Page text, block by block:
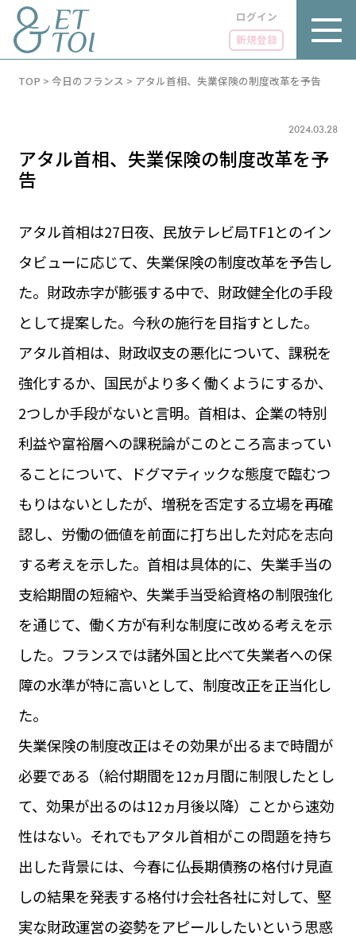
ログイン
新規登録
リュクス
GOURMET
グルメ
ライフスタイル
BUSINESS
フランス生活
TAG
タグ
#トゥールーズ Toulouse
#レンタカー
#フランス旅行
#パリ
#お土産 #トリビア
#データで読み解くフランス
#フランス郵便情報
#フランス交通機関
#求人
#カルカッソンヌ Carcassonne
#サステナブル
#フランス生活
#レシピ #ビューティー
#コスメ
#アルザス地方
#フランスの地方 #フロマージュ
#おでかけ
#歴史
#お菓子 #SDGs #アート #車生活
PARIS 14℃ / 12℃
1€＝182.49円
エトワとは
お問い合わせ
広告掲載
サイトポリシー
TOP > 今日のフランス > アタル首相、失業保険の制度改革を予告
2024.03.28
アタル首相、失業保険の制度改革を予
告
アタル首相は27日夜、民放テレビ局TF1とのイン
タビューに応じて、失業保険の制度改革を予告し
た。財政赤字が膨張する中で、財政健全化の手段
として提案した。今秋の施行を目指すとした。
アタル首相は、財政収支の悪化について、課税を
強化するか、国民がより多く働くようにするか、
2つしか手段がないと言明。首相は、企業の特別
利益や富裕層への課税論がこのところ高まってい
ることについて、ドグマティックな態度で臨むつ
もりはないとしたが、増税を否定する立場を再確
認し、労働の価値を前面に打ち出した対応を志向
する考えを示した。首相は具体的に、失業手当の
支給期間の短縮や、失業手当受給資格の制限強化
を通じて、働く方が有利な制度に改める考えを示
した。フランスでは諸外国と比べて失業者への保
障の水準が特に高いとして、制度改正を正当化し
た。
失業保険の制度改正はその効果が出るまで時間が
必要である（給付期間を12ヵ月間に制限したとし
て、効果が出るのは12ヵ月後以降）ことから速効
性はない。それでもアタル首相がこの問題を持ち
出した背景には、今春に仏長期債務の格付け見直
しの結果を発表する格付け会社各社に対して、堅
実な財政運営の姿勢をアピールしたいという思惑